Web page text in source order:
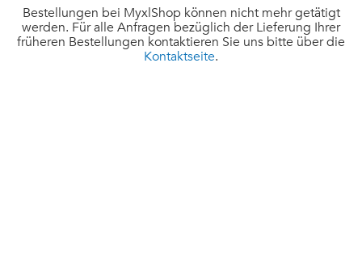
Bestellungen bei MyxlShop können nicht mehr getätigt
werden. Für alle Anfragen bezüglich der Lieferung Ihrer
früheren Bestellungen kontaktieren Sie uns bitte über die
Kontaktseite.